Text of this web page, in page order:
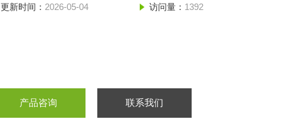
更新时间： 2026-05-04 访问量： 1392
产品咨询 联系我们